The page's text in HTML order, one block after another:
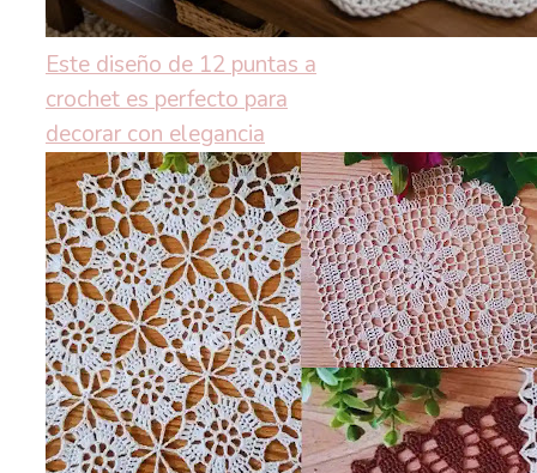
Este diseño de 12 puntas a
crochet es perfecto para
decorar con elegancia